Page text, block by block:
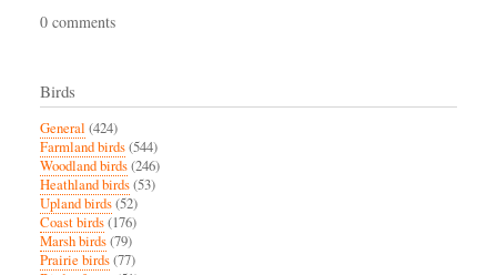
0 comments
Birds
General (424)
Farmland birds(544)
Woodland birds(246)
Heathland birds(53)
Upland birds(52)
Coast birds(176)
Marsh birds(79)
Prairie birds(77)